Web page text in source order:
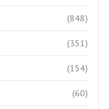
(848)
(351)
(154)
(60)